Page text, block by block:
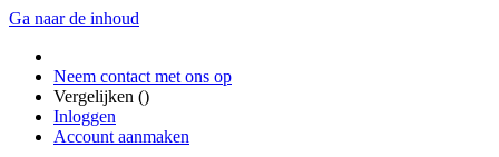
Ga naar de inhoud
Neem contact met ons op
Vergelijken ()
Inloggen
Account aanmaken